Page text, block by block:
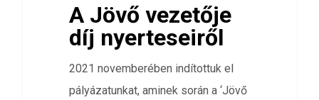
A Jövő vezetője
díj nyerteseiről
2021 novemberében indítottuk el
pályázatunkat, aminek során a ‘Jövő